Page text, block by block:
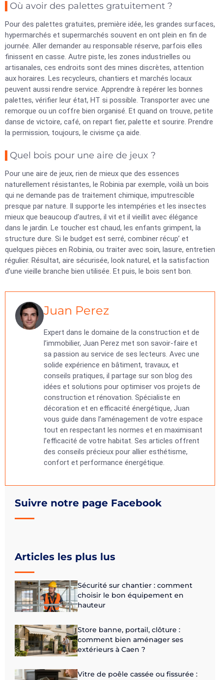
Suivre notre page Facebook
Articles les plus lus
Sécurité sur chantier : comment
choisir le bon équipement en
hauteur
Store banne, portail, clôture :
comment bien aménager ses
extérieurs à Caen ?
Vitre de poêle cassée ou fissurée :
Où avoir des palettes gratuitement ?
Pour des palettes gratuites, première idée, les grandes surfaces,
hypermarchés et supermarchés souvent en ont plein en fin de
journée. Aller demander au responsable réserve, parfois elles
finissent en casse. Autre piste, les zones industrielles ou
artisanales, ces endroits sont des mines discrètes, attention
aux horaires. Les recycleurs, chantiers et marchés locaux
peuvent aussi rendre service. Apprendre à repérer les bonnes
palettes, vérifier leur état, HT si possible. Transporter avec une
remorque ou un coffre bien organisé. Et quand on trouve, petite
danse de victoire, café, on repart fier, palette et sourire. Prendre
la permission, toujours, le civisme ça aide.
Quel bois pour une aire de jeux ?
Pour une aire de jeux, rien de mieux que des essences
naturellement résistantes, le Robinia par exemple, voilà un bois
qui ne demande pas de traitement chimique, imputrescible
presque par nature. Il supporte les intempéries et les insectes
mieux que beaucoup d’autres, il vit et il vieillit avec élégance
dans le jardin. Le toucher est chaud, les enfants grimpent, la
structure dure. Si le budget est serré, combiner récup’ et
quelques pièces en Robinia, ou traiter avec soin, lasure, entretien
régulier. Résultat, aire sécurisée, look naturel, et la satisfaction
d’une vieille branche bien utilisée. Et puis, le bois sent bon.
Juan Perez
Expert dans le domaine de la construction et de
l’immobilier, Juan Perez met son savoir-faire et
sa passion au service de ses lecteurs. Avec une
solide expérience en bâtiment, travaux, et
conseils pratiques, il partage sur son blog des
idées et solutions pour optimiser vos projets de
construction et rénovation. Spécialiste en
décoration et en efficacité énergétique, Juan
vous guide dans l’aménagement de votre espace
tout en respectant les normes et en maximisant
l’efficacité de votre habitat. Ses articles offrent
des conseils précieux pour allier esthétisme,
confort et performance énergétique.